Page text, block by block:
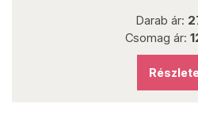
Darab ár:
Csomag ár: